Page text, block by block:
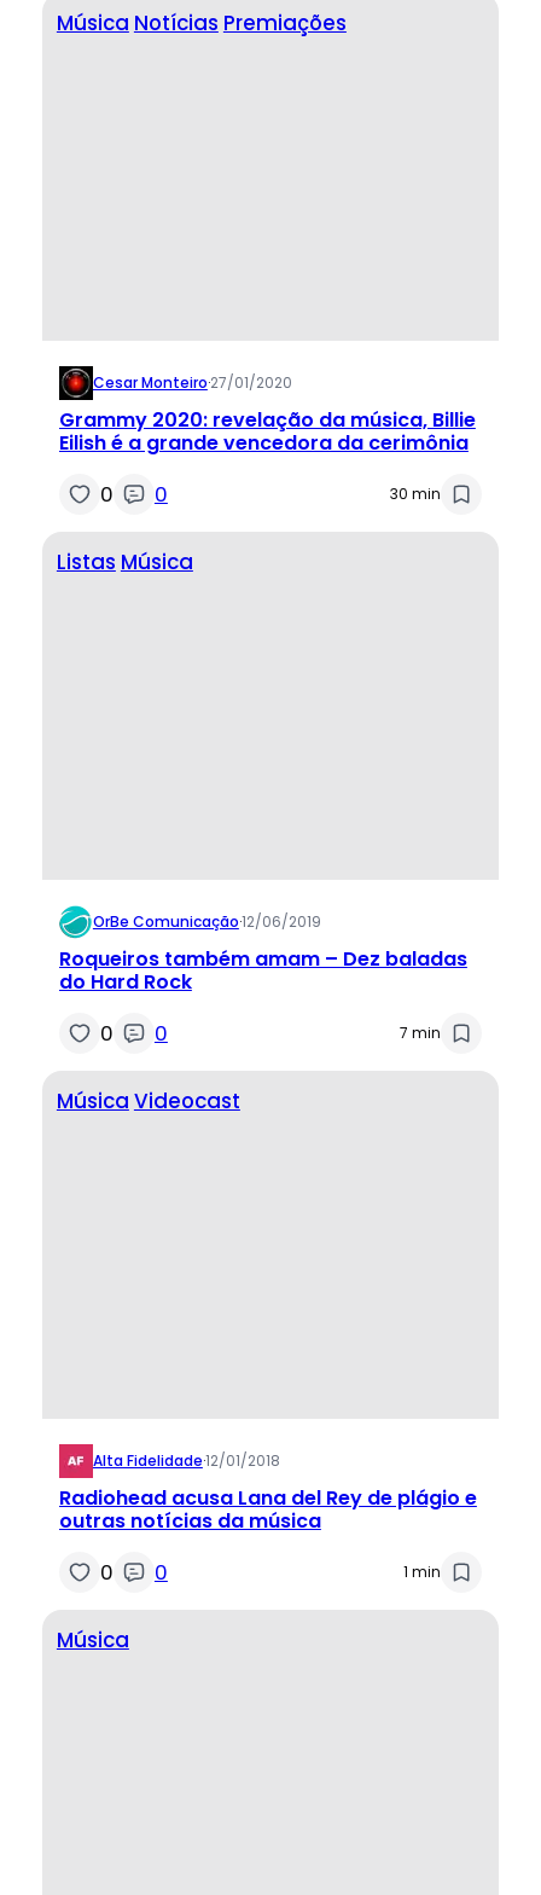
Música Notícias Premiações
Cesar Monteiro·27/01/2020
Grammy 2020: revelação da música, Billie
Eilish é a grande vencedora da cerimônia
0 0 30 min
Listas Música
OrBe Comunicação·12/06/2019
Roqueiros também amam – Dez baladas
do Hard Rock
0 0 7 min
Música Videocast
Alta Fidelidade·12/01/2018
Radiohead acusa Lana del Rey de plágio e
outras notícias da música
0 0 1 min
Música